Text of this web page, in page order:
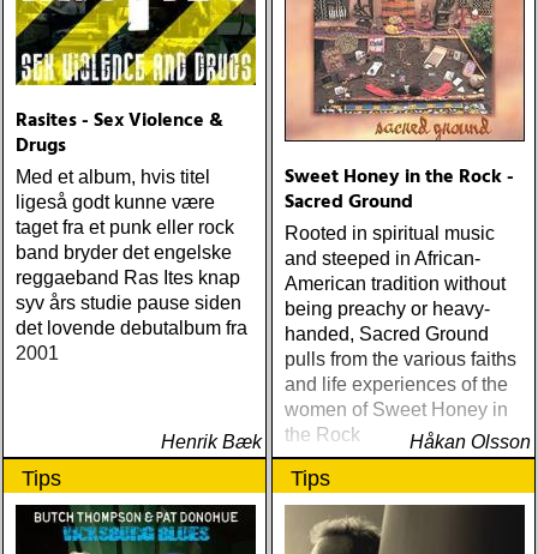
Rasites - Sex Violence &
Drugs
Med et album, hvis titel
ligeså godt kunne være
taget fra et punk eller rock
band bryder det engelske
reggaeband Ras Ites knap
syv års studie pause siden
det lovende debutalbum fra
2001
Henrik Bæk
Sweet Honey in the Rock -
Sacred Ground
Rooted in spiritual music
and steeped in African-
American tradition without
being preachy or heavy-
handed, Sacred Ground
pulls from the various faiths
and life experiences of the
women of Sweet Honey in
the Rock
Håkan Olsson
Tips Tips